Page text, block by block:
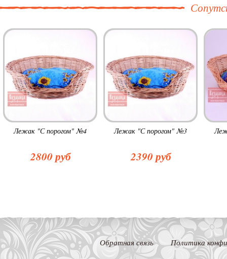
Лежак "С порогом" №4
2800 руб
Лежак "С порогом" №3
2390 руб
Обратная связь Политика